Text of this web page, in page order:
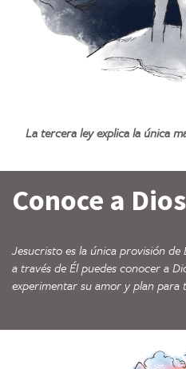
La tercera ley explica la única
Conoce a
Jesucristo es la única provisión
a través de Él puedes conocer a
experimentar su amor y plan para